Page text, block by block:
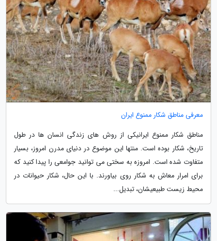
معرفی مناطق شکار ممنوع ایران
مناطق شکار ممنوع ایرانیکی از روش های زندگی انسان ها در طول
تاریخ، شکار بوده است. منتها این موضوع در دنیای مدرن امروز، بسیار
متفاوت شده است. امروزه به سختی می توانید جوامعی را پیدا کنید که
برای امرار معاش به شکار روی بیاورند. با این حال، شکار حیوانات در
محیط زیست طبیعیشان، تبدیل...